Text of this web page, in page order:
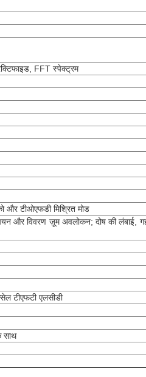
FFT स्पेक्ट्रम
और टीओएफडी मिश्रित मोड
और विवरण ज़ूम अवलोकन; दोष की लंबाई,
टीएफटी एलसीडी
साथ